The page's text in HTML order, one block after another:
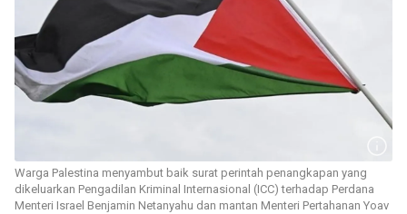
Warga Palestina menyambut baik surat perintah penangkapan yang
dikeluarkan Pengadilan Kriminal Internasional (ICC) terhadap Perdana
Menteri Israel Benjamin Netanyahu dan mantan Menteri Pertahanan Yoav